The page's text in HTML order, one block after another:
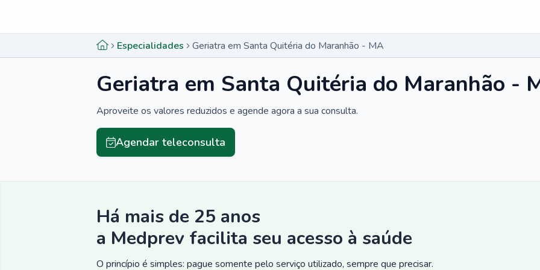
Especialidades Geriatra em Santa Quitéria do Maranhão - MA
Geriatra em Santa Quitéria do Maranhão -
Aproveite os valores reduzidos e agende agora a sua consulta.
Agendar teleconsulta
Há mais de 25 anos
a Medprev facilita seu acesso à saúde
O princípio é simples: pague somente pelo serviço utilizado, sempre que precisar.